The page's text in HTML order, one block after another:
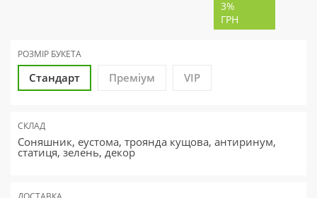
3%
ГРН
РОЗМІР БУКЕТА
Стандарт Преміум VIP
СКЛАД
Соняшник, еустома, троянда кущова, антиринум,
статиця, зелень, декор